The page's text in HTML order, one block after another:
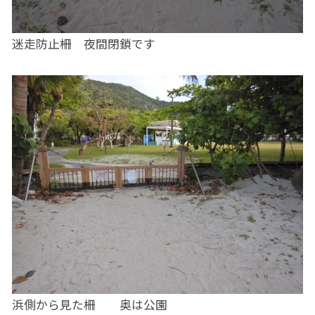
迷走防止柵 夜間閉鎖です
浜側から見た柵 奥は公園